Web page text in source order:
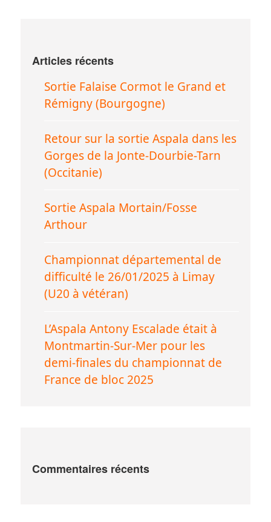
Articles récents
Sortie Falaise Cormot le Grand et
Rémigny (Bourgogne)
Retour sur la sortie Aspala dans les
Gorges de la Jonte-Dourbie-Tarn
(Occitanie)
Sortie Aspala Mortain/Fosse
Arthour
Championnat départemental de
difficulté le 26/01/2025 à Limay
(U20 à vétéran)
L’Aspala Antony Escalade était à
Montmartin-Sur-Mer pour les
demi-finales du championnat de
France de bloc 2025
Commentaires récents